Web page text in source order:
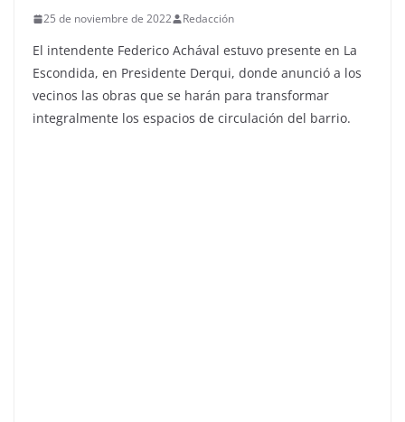
25 de noviembre de 2022 Redacción
El intendente Federico Achával estuvo presente en La
Escondida, en Presidente Derqui, donde anunció a los
vecinos las obras que se harán para transformar
integralmente los espacios de circulación del barrio.